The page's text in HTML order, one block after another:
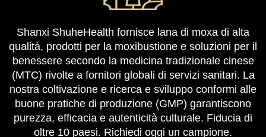
Shanxi ShuheHealth fornisce lana di moxa di alta
qualità, prodotti per la moxibustione e soluzioni per il
benessere secondo la medicina tradizionale cinese
(MTC) rivolte a fornitori globali di servizi sanitari. La
nostra coltivazione e ricerca e sviluppo conformi alle
buone pratiche di produzione (GMP) garantiscono
purezza, efficacia e autenticità culturale. Fiducia di
oltre 10 paesi. Richiedi oggi un campione.